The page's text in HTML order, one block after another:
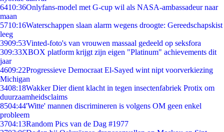
6410:36Onlyfans-model met G-cup wil als NASA-ambassadeur naar
maan
5710:16Waterschappen slaan alarm wegens droogte: Gereedschapskist
leeg
3909:53Vinted-foto's van vrouwen massaal gedeeld op seksfora
309:33XBOX platform krijgt zijn eigen "Platinum" achievements dit
jaar
4609:22Progressieve Democraat El-Sayed wint nipt voorverkiezing
Michigan
3408:18Wakker Dier dient klacht in tegen insectenfabriek Protix om
duurzaamheidsclaims
8504:44'Witte' mannen discrimineren is volgens OM geen enkel
probleem
3704:13Random Pics van de Dag #1977